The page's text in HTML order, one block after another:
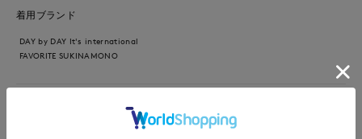
着用ブランド
DAY by DAY It's international
FAVORITE SUKINAMONO
【着用サイズ】コート:フリー ニット:フリー スカート:9号 【着